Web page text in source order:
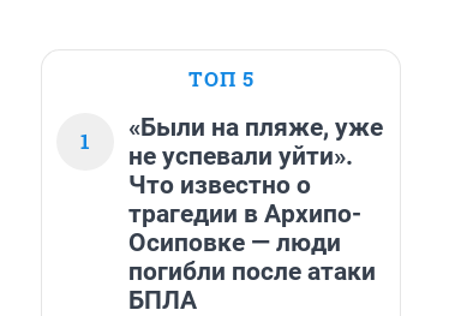
ТОП 5
1
«Были на пляже, уже
не успевали уйти».
Что известно о
трагедии в Архипо-
Осиповке — люди
погибли после атаки
БПЛА